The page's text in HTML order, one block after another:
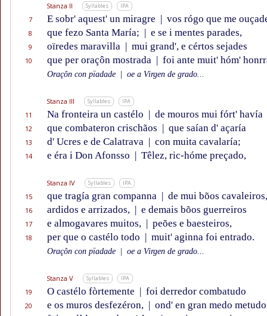
Stanza II Syllables IPA
7 E sobr' aquest' un miragre | vos rógo que me
8 que fezo Santa María; | e se i mentes parades,
9 oïredes maravilla | mui grand', e cértos sejades
10 que per oraçôn mostrada | foi ante muit' hóm'
Oraçôn con pïadade oe a Virgen de grado...
Stanza III Syllables IPA
11 Na fronteira un castélo | de mouros mui fórt' havía
12 que combateron crischãos | que saían d' açaría
13 d' Ucres e de Calatrava | con muita cavalaría;
14 e éra i Don Afonsso | Têlez, ric-hóme preçado,
Stanza IV Syllables IPA
15 que tragía gran companna | de mui bõos cavaleiros,
16 ardidos e arrizados, | e demais bõos guerreiros
17 e almogavares muitos, | peões e baesteiros,
18 per que o castélo todo | muit' aginna foi entrado.
Oraçôn con pïadade oe a Virgen de grado...
Stanza V Syllables IPA
19 O castélo fòrtemente | foi derredor combatudo
20 e os muros desfezéron, | ond' en gran medo metudo